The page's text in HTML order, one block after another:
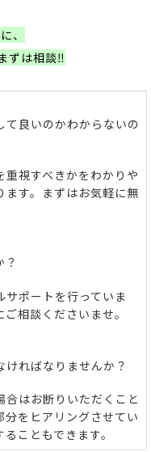
、
ずは相談‼
て良いのかわからないの
視すべきかをわかりや
す。まずはお気軽に無
ポートを行っていま
相談くださいませ。
ればなりませんか？
はお断りいただくこと
をヒアリングさせてい
こともできます。